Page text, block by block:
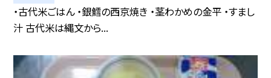
・古代米ごはん ・銀鱈の西京焼き ・茎わかめの金平 ・すまし
汁 古代米は縄文から...